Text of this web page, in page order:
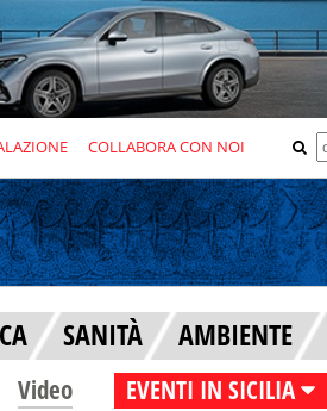
COLLABORA CON NOI
SANITÀ AMBIENTE
Video EVENTI IN SICILIA